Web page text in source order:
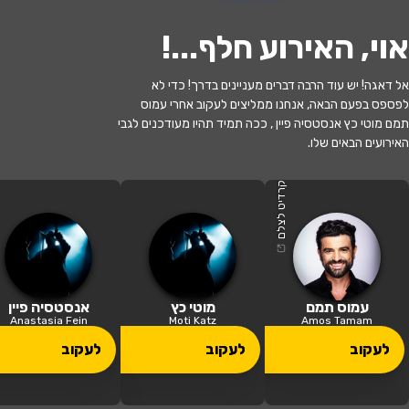
האירוע חלף
מידאה-הקאמרי
מתי?21:00 | 11.07
איפה?יקנעם עילית היכל התרבות יקנעם
כמה עולה?
אוי, האירוע חלף...!
אל דאגה! יש עוד הרבה דברים מעניינים בדרך! כדי לא
לפספס בפעם הבאה, אנחנו ממליצים לעקוב אחרי עמוס
תמם מוטי כץ אנסטסיה פיין , ככה תמיד תהיו מעודכנים לגבי
האירועים הבאים שלו.
קרדיט לצלם
עמוס תמם
Amos Tamam
לעקוב
מוטי כץ
Moti Katz
לעקוב
אנסטסיה פיין
Anastasia Fein
לעקוב